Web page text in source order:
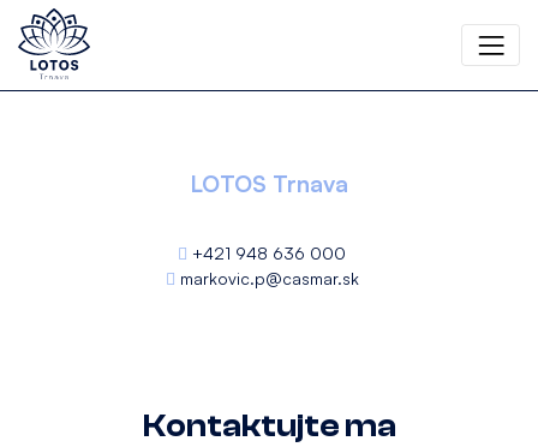
LOTOS Trnava
+421 948 636 000
markovic.p@casmar.sk
Kontaktujte ma